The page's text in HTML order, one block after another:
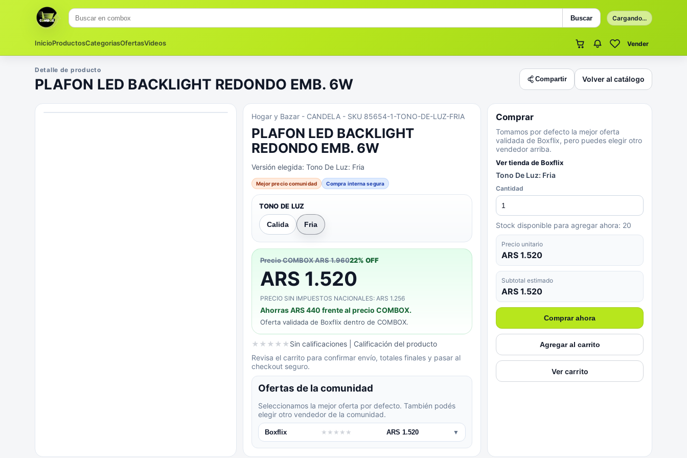
Buscar Cargando...
InicioProductosCategoriasOfertasVideos Vender
Detalle de producto
PLAFON LED BACKLIGHT REDONDO EMB. 6W Compartir Volver al catálogo
Hogar y Bazar- CANDELA- SKU 85654-1-TONO-DE-LUZ-FRIA
PLAFON LED BACKLIGHT
REDONDO EMB. 6W
Versión elegida: Tono De Luz: Fria
Mejor precio comunidad Compra interna segura
TONO DE LUZ
Calida Fria
Precio COMBOXARS 1.96022% OFF
ARS 1.520
PRECIO SIN IMPUESTOS NACIONALES: ARS 1.256
AhorrasARS 440 frente al precio COMBOX.
Oferta validada de Boxflixdentro de COMBOX.
★ ★ ★ ★ ★Sin calificaciones| Calificación del producto
Revisa el carrito para confirmar envío, totales finales y pasar al
checkout seguro.
Ofertas de la comunidad
Seleccionamos la mejor oferta por defecto. También podés
elegir otro vendedor de la comunidad.
Boxflix ★ ★ ★ ★ ★ ARS 1.520 ▼
Comprar
Tomamos por defecto la mejor oferta
validada de Boxflix, pero puedes elegir otro
vendedor arriba.
Ver tienda deBoxflix
Tono De Luz: Fria
Cantidad
Stock disponible para agregar ahora: 20
Precio unitario
ARS 1.520
Subtotal estimado
ARS 1.520
Comprar ahora
Agregar al carrito
Ver carrito